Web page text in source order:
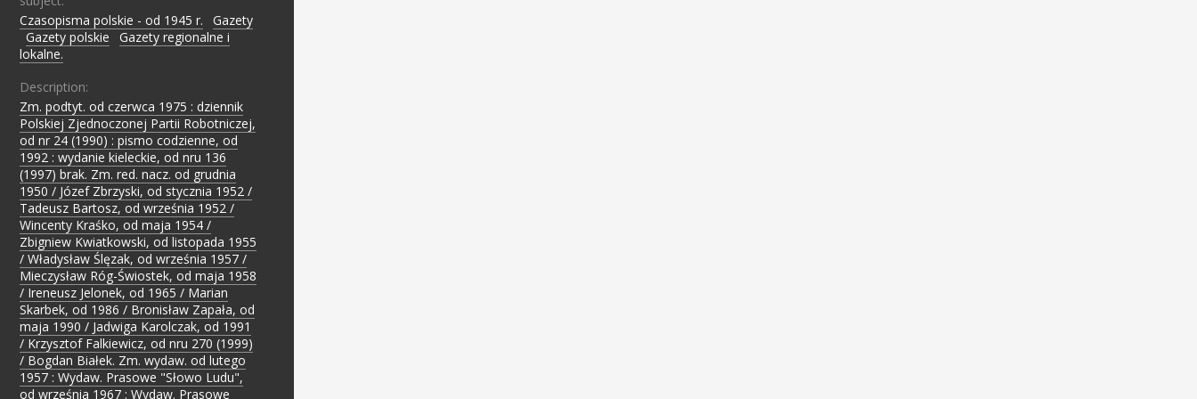
Czasopisma polskie - od 1945 r.
Gazety
Gazety polskie
Gazety regionalne i
lokalne.
Description:
Zm. podtyt. od czerwca 1975 : dziennik
Polskiej Zjednoczonej Partii Robotniczej,
od nr 24 (1990) : pismo codzienne, od
1992 : wydanie kieleckie, od nru 136
(1997) brak. Zm. red. nacz. od grudnia
1950 / Józef Zbrzyski, od stycznia 1952 /
Tadeusz Bartosz, od września 1952 /
Wincenty Kraśko, od maja 1954 /
Zbigniew Kwiatkowski, od listopada 1955
/ Władysław Ślęzak, od września 1957 /
Mieczysław Róg-Świostek, od maja 1958
/ Ireneusz Jelonek, od 1965 / Marian
Skarbek, od 1986 / Bronisław Zapała, od
maja 1990 / Jadwiga Karolczak, od 1991
/ Krzysztof Falkiewicz, od nru 270 (1999)
/ Bogdan Białek. Zm. wydaw. od lutego
1957 : Wydaw. Prasowe "Słowo Ludu",
od września 1967 : Wydaw. Prasowe